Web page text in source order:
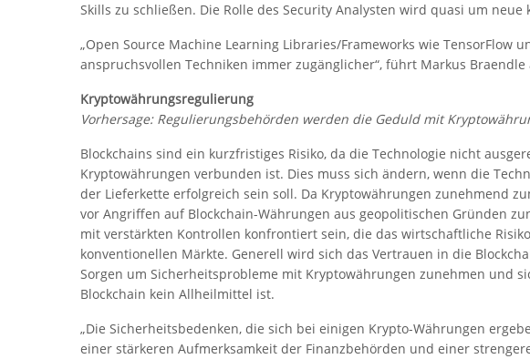
Skills zu schließen. Die Rolle des Security Analysten wird quasi um neue
„Open Source Machine Learning Libraries/Frameworks wie TensorFlow
anspruchsvollen Techniken immer zugänglicher“, führt Markus Braendle
Kryptowährungsregulierung
Vorhersage: Regulierungsbehörden werden die Geduld mit
Blockchains sind ein kurzfristiges Risiko, da die Technologie nicht
Kryptowährungen verbunden ist. Dies muss sich ändern, wenn die
der Lieferkette erfolgreich sein soll. Da Kryptowährungen zunehmend
vor Angriffen auf Blockchain-Währungen aus geopolitischen Gründen
mit verstärkten Kontrollen konfrontiert sein, die das wirtschaftliche
konventionellen Märkte. Generell wird sich das Vertrauen in die
Sorgen um Sicherheitsprobleme mit Kryptowährungen zunehmen und
Blockchain kein Allheilmittel ist.
„Die Sicherheitsbedenken, die sich bei einigen Krypto-Währungen
einer stärkeren Aufmerksamkeit der Finanzbehörden und einer